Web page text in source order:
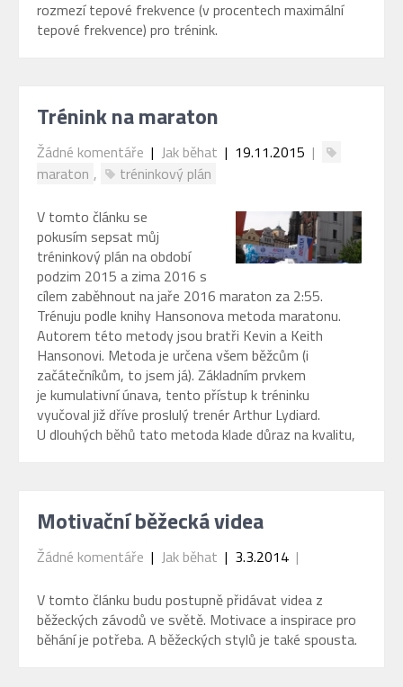
rozmezí tepové frekvence (v procentech maximální
tepové frekvence) pro trénink.
Trénink na maraton
Žádné komentáře | Jak běhat | 19.11.2015 |
maraton ,
tréninkový plán
V tomto článku se
pokusím sepsat můj
tréninkový plán na období
podzim 2015 a zima 2016 s
cílem zaběhnout na jaře 2016 maraton za 2:55.
Trénuju podle knihy Hansonova metoda maratonu.
Autorem této metody jsou bratři Kevin a Keith
Hansonovi. Metoda je určena všem běžcům (i
začátečníkům, to jsem já). Základním prvkem
je kumulativní únava, tento přístup k tréninku
vyučoval již dříve proslulý trenér Arthur Lydiard.
U dlouhých běhů tato metoda klade důraz na kvalitu,
Motivační běžecká videa
Žádné komentáře | Jak běhat | 3.3.2014 |
V tomto článku budu postupně přidávat videa z
běžeckých závodů ve světě. Motivace a inspirace pro
běhání je potřeba. A běžeckých stylů je také spousta.